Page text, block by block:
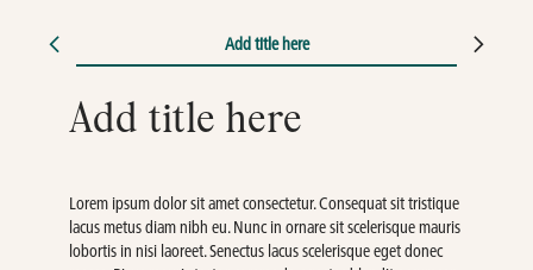
Add title here
Add title here
Lorem ipsum dolor sit amet consectetur. Consequat sit tristique
lacus metus diam nibh eu. Nunc in ornare sit scelerisque mauris
lobortis in nisi laoreet. Senectus lacus scelerisque eget donec